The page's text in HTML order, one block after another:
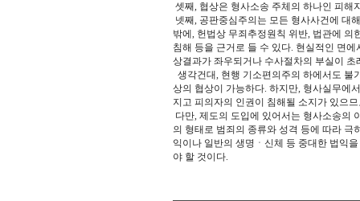
셋째, 협상은 형사소송 주체의 하나인 피해
넷째, 공판중심주의는 모든 형사사건에 대
밖에, 헌법상 무죄추정원칙 위반, 법관에
침해 등을 근거로 들 수 있다. 현실적인 면
상결과가 좌우되거나 수사절차의 부실이 초
생각건대, 현행 기소편의주의 하에서도 불
상의 협상이 가능하다. 하지만, 형사실무에
지고 피의자의 인권이 침해될 소지가 있으
다만, 제도의 도입에 있어서는 형사소송의
의 형태로 범죄의 종류와 성격 등에 따라
익이나 일반의 생명ㆍ신체 등 중대한 법익
야 할 것이다.